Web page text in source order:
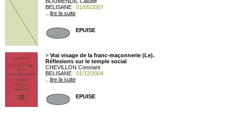
BELISANE : 01/05/2007
lire la suite
EPUISE
> Vrai visage de la franc-maçonnerie (Le).
Réflexions sur le temple social
CHEVILLON Constant
BELISANE : 01/12/2004
lire la suite
EPUISE